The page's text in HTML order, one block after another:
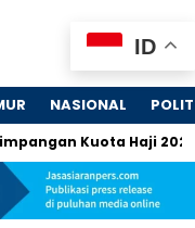
NASIONAL
Kuota Haji
ID